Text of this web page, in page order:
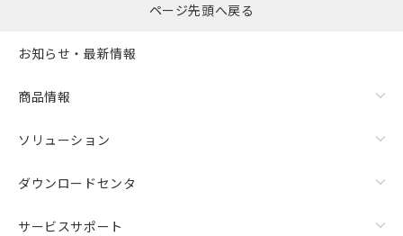
ページ先頭へ戻る
お知らせ・最新情報
商品情報
ソリューション
ダウンロードセンタ
サービスサポート